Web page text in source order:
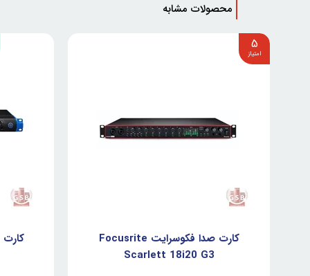
محصولات مشابه
5
کارت صدا فکوسرایت Focusrite
Scarlett 18i20 G3